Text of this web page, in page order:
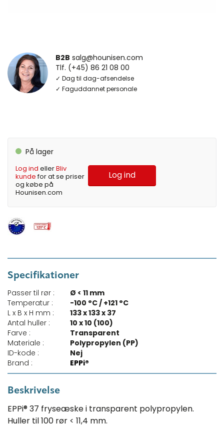
B2B salg@hounisen.com
Tlf. (+45) 86 21 08 00
✓ Dag til dag-afsendelse
✓ Faguddannet personale
På lager
Log ind ellerBliv
kundefor at se priser
og købe på
Hounisen.com
Log ind
Specifikationer
Passer til rør :
Ø < 11 mm
Temperatur :
-100 °C / +121 °C
L x B x H mm :
133 x 133 x 37
Antal huller :
10 x 10 (100)
Farve :
Transparent
Materiale :
Polypropylen (PP)
ID-kode :
Nej
Brand :
EPPi®
Beskrivelse
EPPi® 37 fryseæske i transparent polypropylen.
Huller til 100 rør < 11,4 mm.